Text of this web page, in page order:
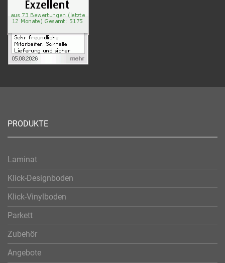
PRODUKTE
Laminat
Klick-Designboden
Klick-Vinylboden
Parkett
Zubehör
Angebote